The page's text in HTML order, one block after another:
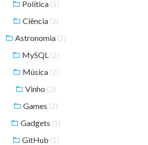
Política (3)
Ciência (2)
Astronomia (2)
MySQL (2)
Música (2)
Vinho (2)
Games (2)
Gadgets (1)
GitHub (1)